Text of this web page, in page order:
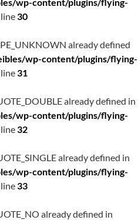
30
already defined
wp-content/plugins/flying-
31
already defined in
wp-content/plugins/flying-
32
already defined in
wp-content/plugins/flying-
33
already defined in